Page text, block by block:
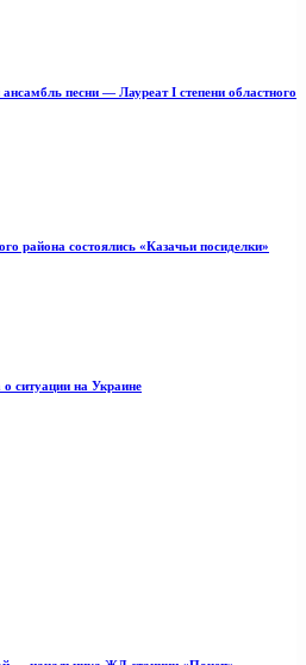
песни — Лауреат I степени областного
района состоялись «Казачьи посиделки»
ситуации на Украине